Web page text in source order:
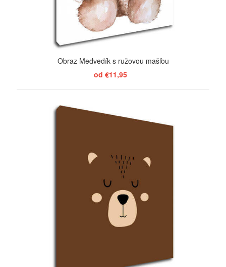
Obraz Medvedík s ružovou mašľou
od €11,95